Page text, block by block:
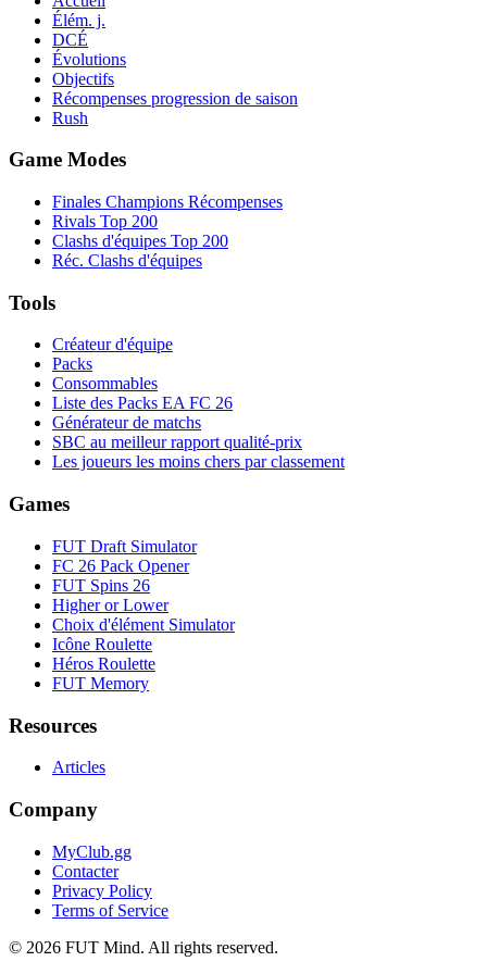
Élém. j.
DCÉ
Évolutions
Objectifs
Récompenses progression de saison
Rush
Game Modes
Finales Champions Récompenses
Rivals Top 200
Clashs d'équipes Top 200
Réc. Clashs d'équipes
Tools
Créateur d'équipe
Packs
Consommables
Liste des Packs EA FC 26
Générateur de matchs
SBC au meilleur rapport qualité-prix
Les joueurs les moins chers par classement
Games
FUT Draft Simulator
FC 26 Pack Opener
FUT Spins 26
Higher or Lower
Choix d'élément Simulator
Icône Roulette
Héros Roulette
FUT Memory
Resources
Articles
Company
MyClub.gg
Contacter
Privacy Policy
Terms of Service
© 2026 FUT Mind. All rights reserved.